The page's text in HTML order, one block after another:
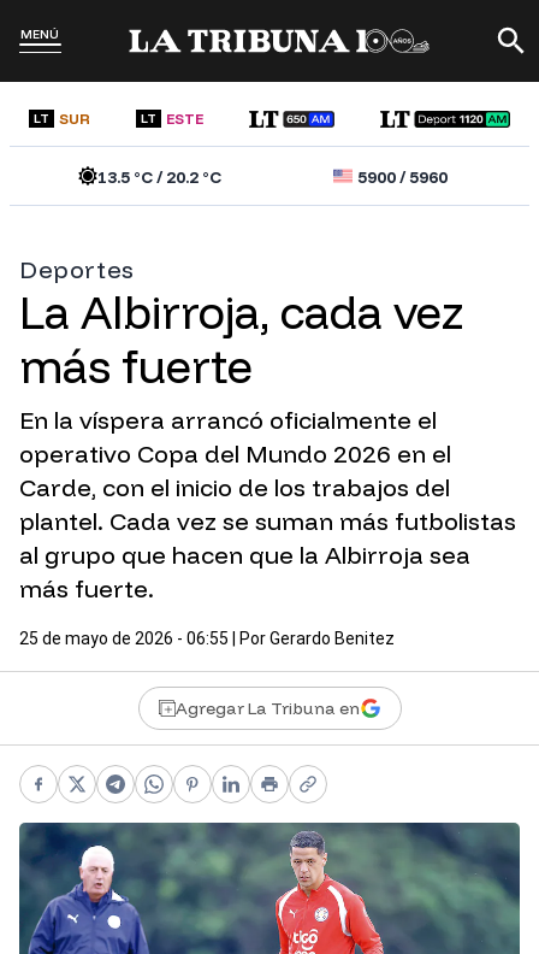
MENÚ
LT SUR LT ESTE
13.5°C /20.2°C 5900/5960
Deportes
La Albirroja, cada vez
más fuerte
En la víspera arrancó oficialmente el
operativo Copa del Mundo 2026 en el
Carde, con el inicio de los trabajos del
plantel. Cada vez se suman más futbolistas
al grupo que hacen que la Albirroja sea
más fuerte.
25 de mayo de 2026 - 06:55 | PorGerardo Benitez
Agregar La Tribuna en
Facebook
X Telegram
WhatsApp
Pinterest
LinkedIn
PrintCopy link